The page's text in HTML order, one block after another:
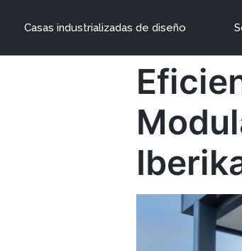
Casas industrializadas de diseño